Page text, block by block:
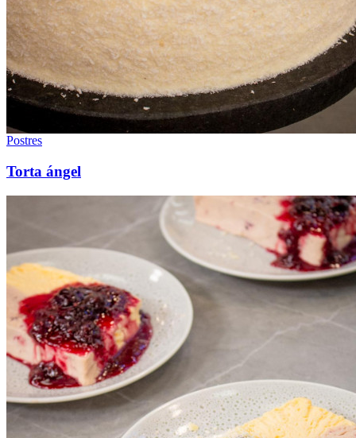
Postres
Torta ángel